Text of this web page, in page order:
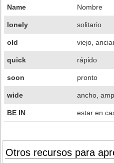
Name Nombre
lonely solitario
old viejo,
quick rápido
soon pronto
wide ancho,
BE IN estar en
Otros recursos para